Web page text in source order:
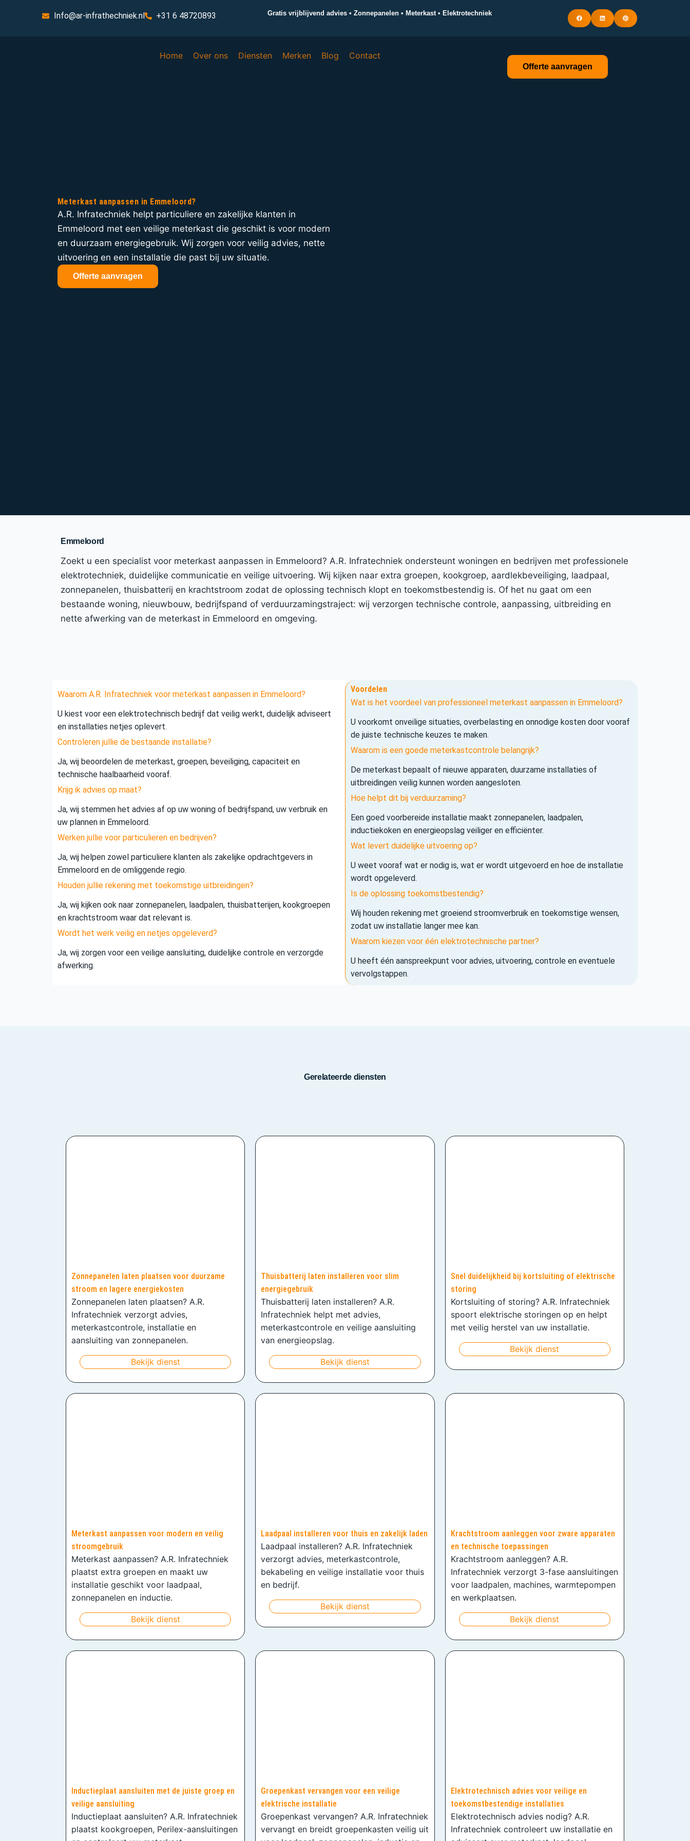
Info@ar-infrathechniek.nl +31 6 48720893 Gratis vrijblijvend advies • Zonnepanelen • Meterkast • Elektrotechniek
Home Over ons Diensten Merken Blog Contact
Offerte aanvragen
Meterkast aanpassen in Emmeloord?
A.R. Infratechniek helpt particuliere en zakelijke klanten in
Emmeloord met een veilige meterkast die geschikt is voor modern
en duurzaam energiegebruik. Wij zorgen voor veilig advies, nette
uitvoering en een installatie die past bij uw situatie.
Offerte aanvragen
Emmeloord
Zoekt u een specialist voor meterkast aanpassen in Emmeloord? A.R. Infratechniek ondersteunt woningen en bedrijven met professionele
elektrotechniek, duidelijke communicatie en veilige uitvoering. Wij kijken naar extra groepen, kookgroep, aardlekbeveiliging, laadpaal,
zonnepanelen, thuisbatterij en krachtstroom zodat de oplossing technisch klopt en toekomstbestendig is. Of het nu gaat om een
bestaande woning, nieuwbouw, bedrijfspand of verduurzamingstraject: wij verzorgen technische controle, aanpassing, uitbreiding en
nette afwerking van de meterkast in Emmeloord en omgeving.
Waarom A.R. Infratechniek voor meterkast aanpassen in Emmeloord?
U kiest voor een elektrotechnisch bedrijf dat veilig werkt, duidelijk adviseert
en installaties netjes oplevert.
Controleren jullie de bestaande installatie?
Ja, wij beoordelen de meterkast, groepen, beveiliging, capaciteit en
technische haalbaarheid vooraf.
Krijg ik advies op maat?
Ja, wij stemmen het advies af op uw woning of bedrijfspand, uw verbruik en
uw plannen in Emmeloord.
Werken jullie voor particulieren en bedrijven?
Ja, wij helpen zowel particuliere klanten als zakelijke opdrachtgevers in
Emmeloord en de omliggende regio.
Houden jullie rekening met toekomstige uitbreidingen?
Ja, wij kijken ook naar zonnepanelen, laadpalen, thuisbatterijen, kookgroepen
en krachtstroom waar dat relevant is.
Wordt het werk veilig en netjes opgeleverd?
Ja, wij zorgen voor een veilige aansluiting, duidelijke controle en verzorgde
afwerking.
Voordelen
Wat is het voordeel van professioneel meterkast aanpassen in Emmeloord?
U voorkomt onveilige situaties, overbelasting en onnodige kosten door vooraf
de juiste technische keuzes te maken.
Waarom is een goede meterkastcontrole belangrijk?
De meterkast bepaalt of nieuwe apparaten, duurzame installaties of
uitbreidingen veilig kunnen worden aangesloten.
Hoe helpt dit bij verduurzaming?
Een goed voorbereide installatie maakt zonnepanelen, laadpalen,
inductiekoken en energieopslag veiliger en efficiënter.
Wat levert duidelijke uitvoering op?
U weet vooraf wat er nodig is, wat er wordt uitgevoerd en hoe de installatie
wordt opgeleverd.
Is de oplossing toekomstbestendig?
Wij houden rekening met groeiend stroomverbruik en toekomstige wensen,
zodat uw installatie langer mee kan.
Waarom kiezen voor één elektrotechnische partner?
U heeft één aanspreekpunt voor advies, uitvoering, controle en eventuele
vervolgstappen.
Gerelateerde diensten
Zonnepanelen laten plaatsen voor duurzame
stroom en lagere energiekosten
Zonnepanelen laten plaatsen? A.R.
Infratechniek verzorgt advies,
meterkastcontrole, installatie en
aansluiting van zonnepanelen.
Bekijk dienst
Thuisbatterij laten installeren voor slim
energiegebruik
Thuisbatterij laten installeren? A.R.
Infratechniek helpt met advies,
meterkastcontrole en veilige aansluiting
van energieopslag.
Bekijk dienst
Snel duidelijkheid bij kortsluiting of elektrische
storing
Kortsluiting of storing? A.R. Infratechniek
spoort elektrische storingen op en helpt
met veilig herstel van uw installatie.
Bekijk dienst
Meterkast aanpassen voor modern en veilig
stroomgebruik
Meterkast aanpassen? A.R. Infratechniek
plaatst extra groepen en maakt uw
installatie geschikt voor laadpaal,
zonnepanelen en inductie.
Bekijk dienst
Laadpaal installeren voor thuis en zakelijk laden
Laadpaal installeren? A.R. Infratechniek
verzorgt advies, meterkastcontrole,
bekabeling en veilige installatie voor thuis
en bedrijf.
Bekijk dienst
Krachtstroom aanleggen voor zware apparaten
en technische toepassingen
Krachtstroom aanleggen? A.R.
Infratechniek verzorgt 3-fase aansluitingen
voor laadpalen, machines, warmtepompen
en werkplaatsen.
Bekijk dienst
Inductieplaat aansluiten met de juiste groep en
veilige aansluiting
Inductieplaat aansluiten? A.R. Infratechniek
plaatst kookgroepen, Perilex-aansluitingen
Groepenkast vervangen voor een veilige
elektrische installatie
Groepenkast vervangen? A.R. Infratechniek
vervangt en breidt groepenkasten veilig uit
Elektrotechnisch advies voor veilige en
toekomstbestendige installaties
Elektrotechnisch advies nodig? A.R.
Infratechniek controleert uw installatie en